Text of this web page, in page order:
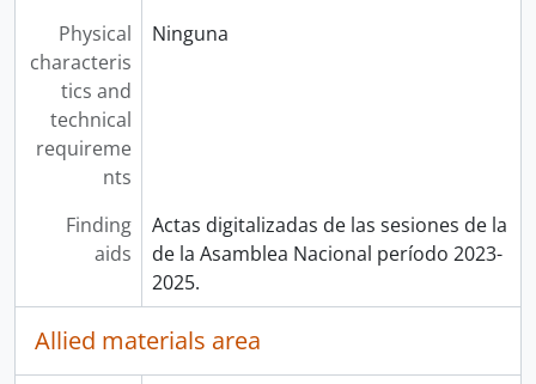
Physical
characteris
tics and
technical
requireme
nts
Ninguna
Finding
aids
Actas digitalizadas de las sesiones de la
de la Asamblea Nacional período 2023-
2025.
Allied materials area